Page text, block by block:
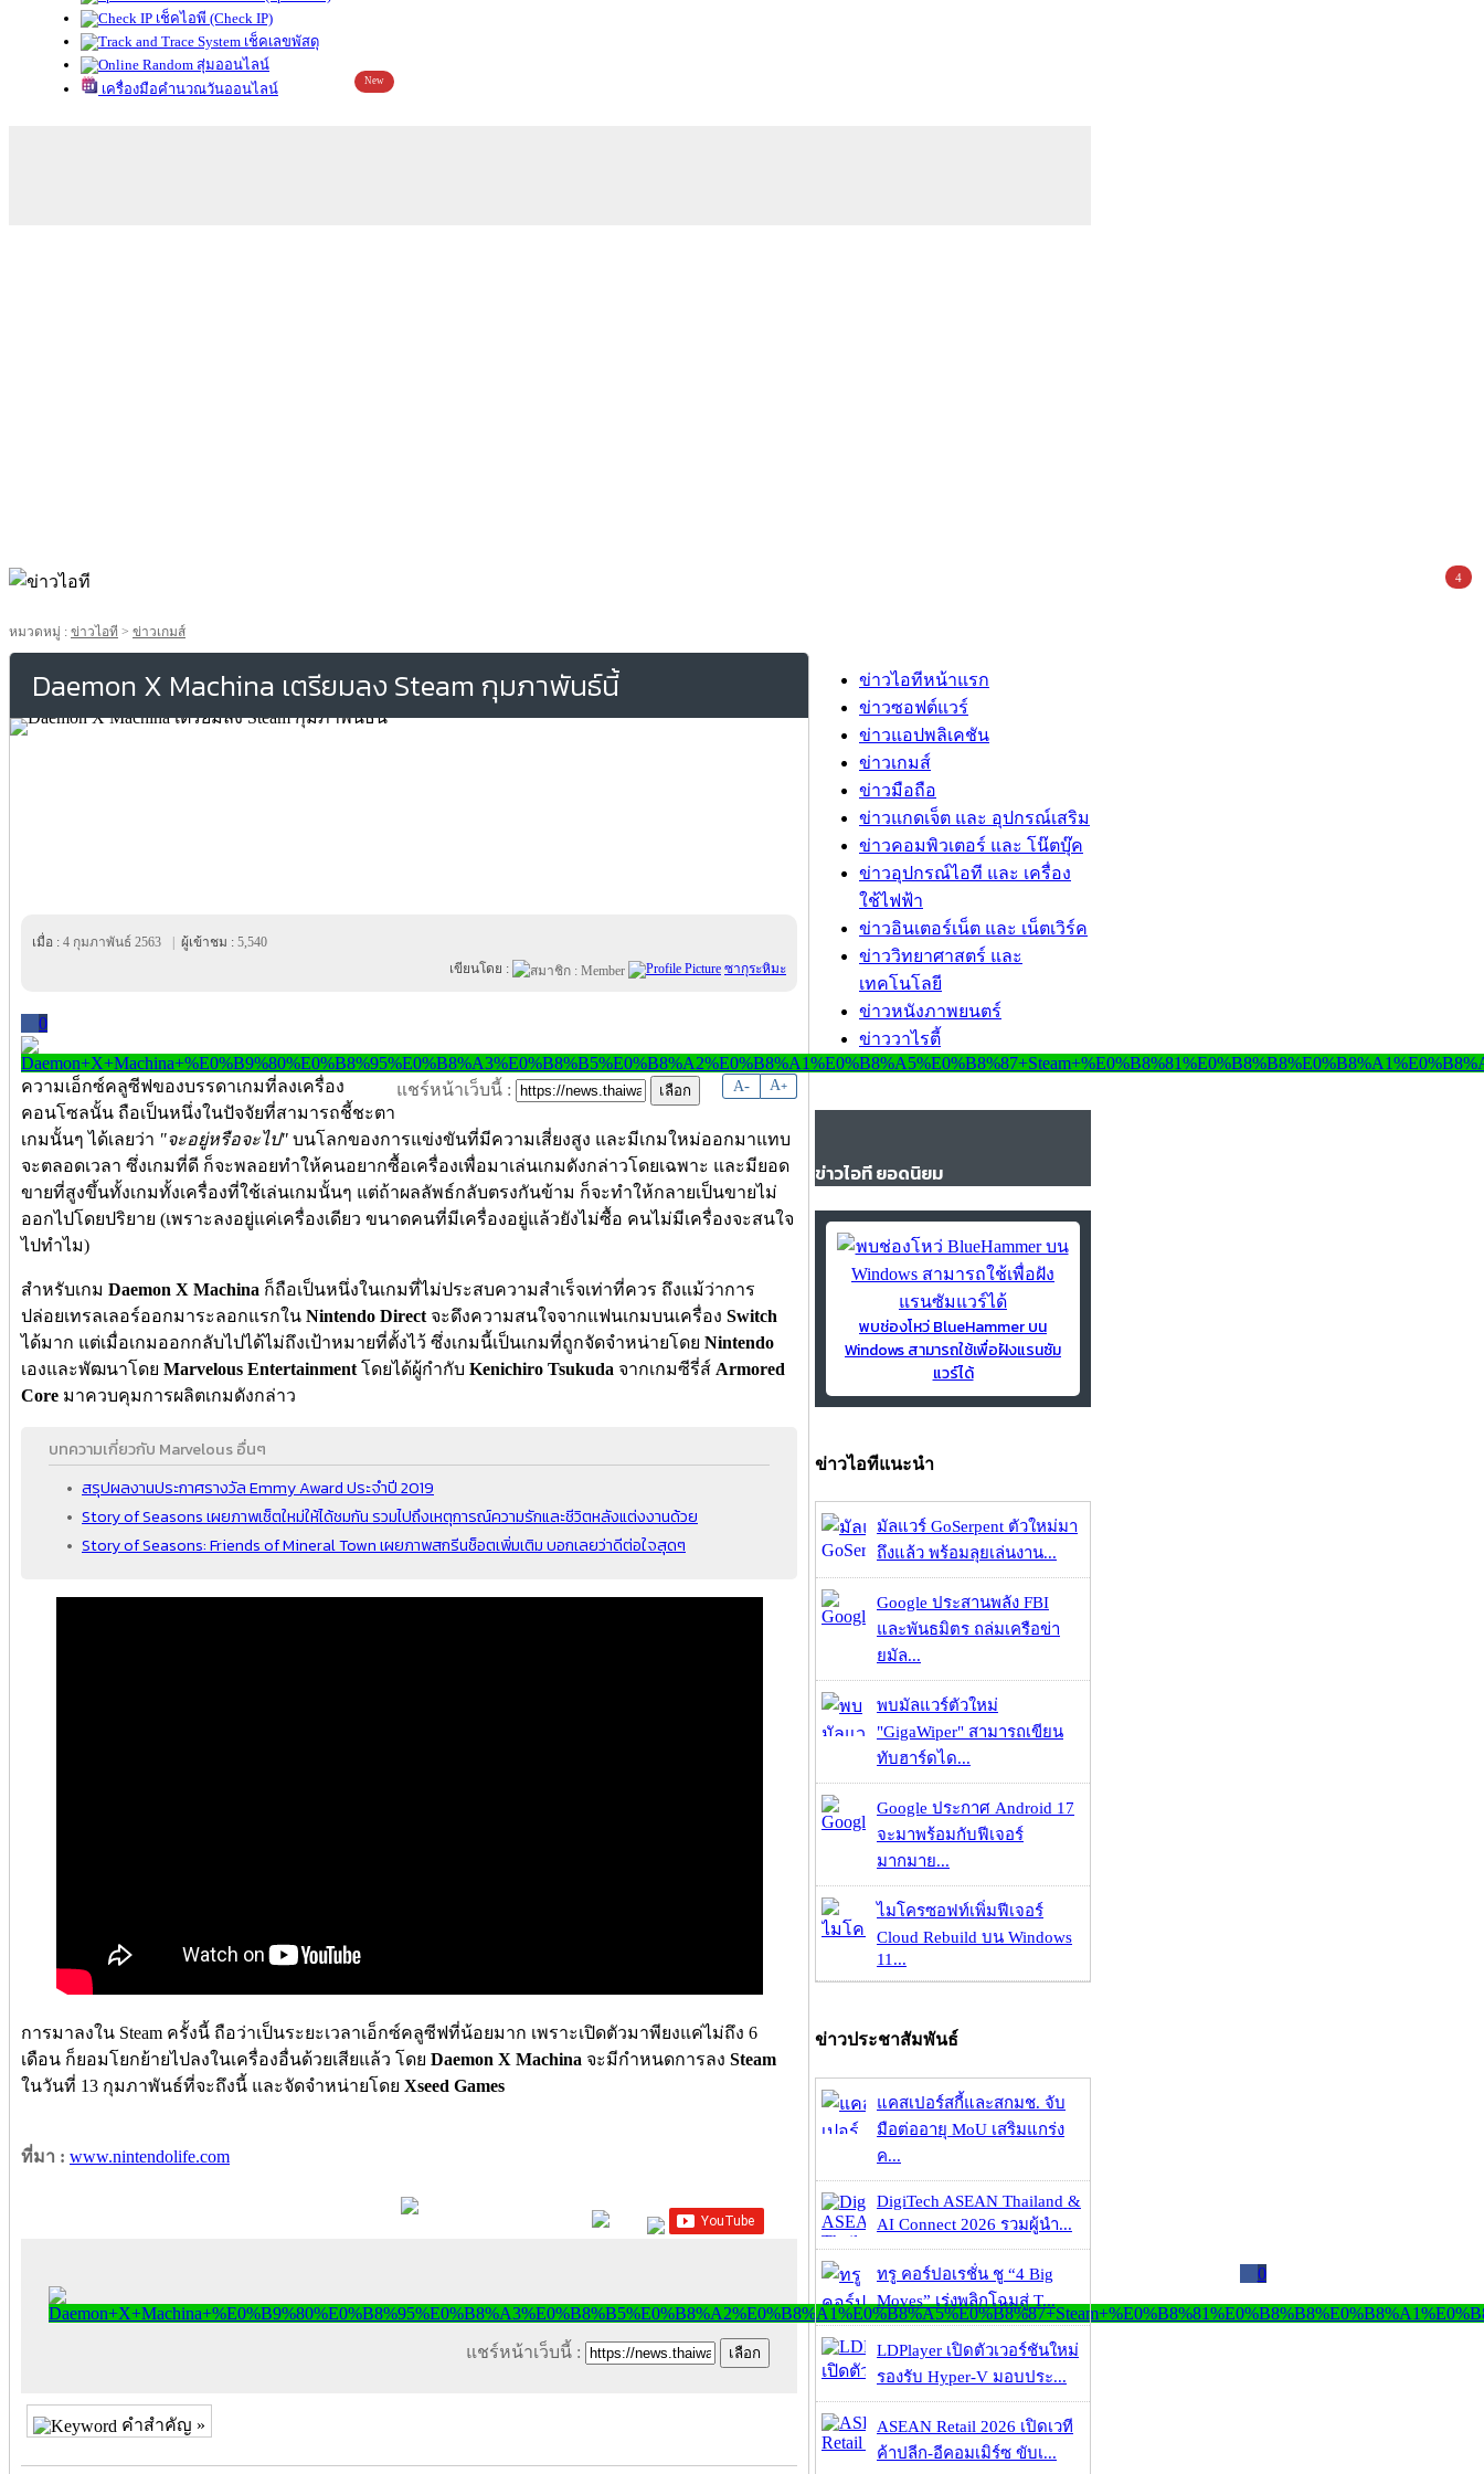
เช็คไอพี (Check IP)
เช็คเลขพัสดุ
สุ่มออนไลน์
เครื่องมือคำนวณวันออนไลน์
New
หมวดหมู่ : ข่าวไอที > ข่าวเกมส์
Daemon X Machina เตรียมลง Steam กุมภาพันธ์นี้
เมื่อ : 4 กุมภาพันธ์ 2563 ผู้เข้าชม : 5,540
เขียนโดย :
ซากุระหิมะ
0
A- A+
แชร์หน้าเว็บนี้ :
ความเอ็กซ์คลูซีฟของบรรดาเกมที่ลงเครื่อง
คอนโซลนั้น ถือเป็นหนึ่งในปัจจัยที่สามารถชี้ชะตา
เกมนั้นๆ ได้เลยว่า "จะอยู่หรือจะไป" บนโลกของการแข่งขันที่มีความเสี่ยงสูง และมีเกมใหม่ออกมาแทบ
จะตลอดเวลา ซึ่งเกมที่ดี ก็จะพลอยทำให้คนอยากซื้อเครื่องเพื่อมาเล่นเกมดังกล่าวโดยเฉพาะ และมียอด
ขายที่สูงขึ้นทั้งเกมทั้งเครื่องที่ใช้เล่นเกมนั้นๆ แต่ถ้าผลลัพธ์กลับตรงกันข้าม ก็จะทำให้กลายเป็นขายไม่
ออกไปโดยปริยาย (เพราะลงอยู่แค่เครื่องเดียว ขนาดคนที่มีเครื่องอยู่แล้วยังไม่ซื้อ คนไม่มีเครื่องจะสนใจ
ไปทำไม)
สำหรับเกม Daemon X Machina ก็ถือเป็นหนึ่งในเกมที่ไม่ประสบความสำเร็จเท่าที่ควร ถึงแม้ว่าการ
ปล่อยเทรลเลอร์ออกมาระลอกแรกใน Nintendo Direct จะดึงความสนใจจากแฟนเกมบนเครื่อง Switch
ได้มาก แต่เมื่อเกมออกกลับไปได้ไม่ถึงเป้าหมายที่ตั้งไว้ ซึ่งเกมนี้เป็นเกมที่ถูกจัดจำหน่ายโดย Nintendo
เองและพัฒนาโดย Marvelous Entertainment โดยได้ผู้กำกับ Kenichiro Tsukuda จากเกมซีรี่ส์ Armored
Core มาควบคุมการผลิตเกมดังกล่าว
บทความเกี่ยวกับ Marvelous อื่นๆ
สรุปผลงานประกาศรางวัล Emmy Award ประจำปี 2019
Story of Seasons เผยภาพเซ็ตใหม่ให้ได้ชมกัน รวมไปถึงเหตุการณ์ความรักและชีวิตหลังแต่งงานด้วย
Story of Seasons: Friends of Mineral Town เผยภาพสกรีนช็อตเพิ่มเติม บอกเลยว่าดีต่อใจสุดๆ
การมาลงใน Steam ครั้งนี้ ถือว่าเป็นระยะเวลาเอ็กซ์คลูซีฟที่น้อยมาก เพราะเปิดตัวมาพียงแค่ไม่ถึง 6
เดือน ก็ยอมโยกย้ายไปลงในเครื่องอื่นด้วยเสียแล้ว โดย Daemon X Machina จะมีกำหนดการลง Steam
ในวันที่ 13 กุมภาพันธ์ที่จะถึงนี้ และจัดจำหน่ายโดย Xseed Games
ที่มา : www.nintendolife.com
0
แชร์หน้าเว็บนี้ :
คำสำคัญ »
ข่าวไอทีหน้าแรก
ข่าวซอฟต์แวร์
ข่าวแอปพลิเคชัน
ข่าวเกมส์
ข่าวมือถือ
ข่าวแกดเจ็ต และ อุปกรณ์เสริม
ข่าวคอมพิวเตอร์ และ โน๊ตบุ๊ค
ข่าวอุปกรณ์ไอที และ เครื่อง
ใช้ไฟฟ้า
ข่าวอินเตอร์เน็ต และ เน็ตเวิร์ค
ข่าววิทยาศาสตร์ และ
เทคโนโลยี
ข่าวหนังภาพยนตร์
ข่าววาไรตี้
ข่าวไอที ยอดนิยม
พบช่องโหว่ BlueHammer บน
Windows สามารถใช้เพื่อฝังแรนซัม
แวร์ได้
ข่าวไอทีแนะนำ
มัลแวร์ GoSerpent ตัวใหม่มา
ถึงแล้ว พร้อมลุยเล่นงาน...
Google ประสานพลัง FBI
และพันธมิตร ถล่มเครือข่า
ยมัล...
พบมัลแวร์ตัวใหม่
"GigaWiper" สามารถเขียน
ทับฮาร์ดได...
Google ประกาศ Android 17
จะมาพร้อมกับฟีเจอร์
มากมาย...
ไมโครซอฟท์เพิ่มฟีเจอร์
Cloud Rebuild บน Windows
11...
ข่าวประชาสัมพันธ์
แคสเปอร์สกี้และสกมช. จับ
มือต่ออายุ MoU เสริมแกร่ง
ค...
DigiTech ASEAN Thailand &
AI Connect 2026 รวมผู้นำ...
ทรู คอร์ปอเรชั่น ชู “4 Big
Moves” เร่งพลิกโฉมสู่ T...
LDPlayer เปิดตัวเวอร์ชันใหม่
รองรับ Hyper-V มอบประ...
ASEAN Retail 2026 เปิดเวที
ค้าปลีก-อีคอมเมิร์ซ ขับเ...
4